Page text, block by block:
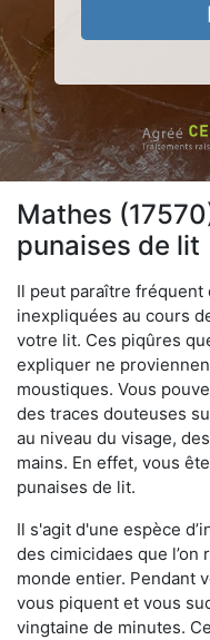
Mathes
punaises de lit
Il peut paraître
inexpliquées au cours
votre lit. Ces piqûres
expliquer ne
moustiques. Vous
des traces douteuses
au niveau du visage,
mains. En effet, vous
punaises de lit.
Il s'agit d'une espèce
des cimicidaes que
monde entier. Pendant
vous piquent et vous
vingtaine de minutes.